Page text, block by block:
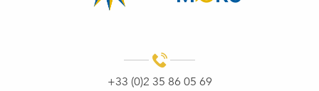
+33 (0)2 35 86 05 69